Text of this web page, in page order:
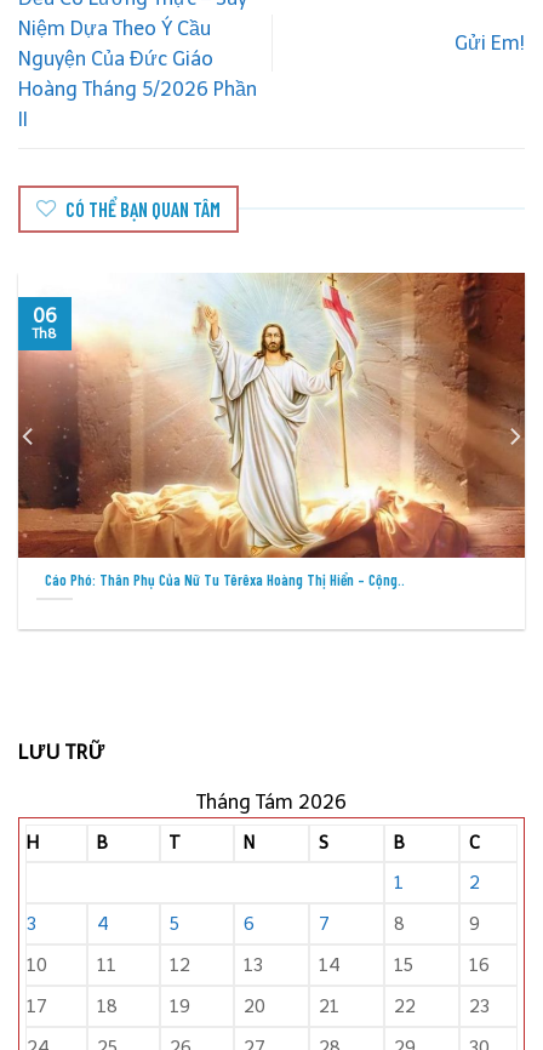
Niệm Dựa Theo Ý Cầu
Nguyện Của Đức Giáo
Hoàng Tháng 5/2026 Phần
II
Gửi Em!
CÓ THỂ BẠN QUAN TÂM
Cầu Nguyện Cho Việc Loan Báo Tin Mừng Tại Các Thành Phố –..
05
Th8
LƯU TRỮ
Tháng Tám 2026
H B T N S B C
1
2
3
4 5 6 7 8
9
10
11 12 13 14 15
16
17
18 19 20 21 22
23